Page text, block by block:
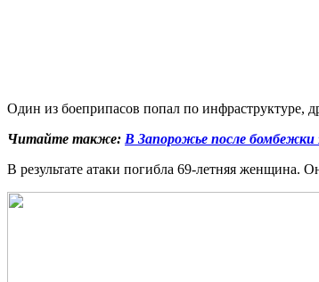
Один из боеприпасов попал по инфраструктуре,
Читайте также: В Запорожье после бомбежки
В результате атаки погибла 69-летняя женщина.